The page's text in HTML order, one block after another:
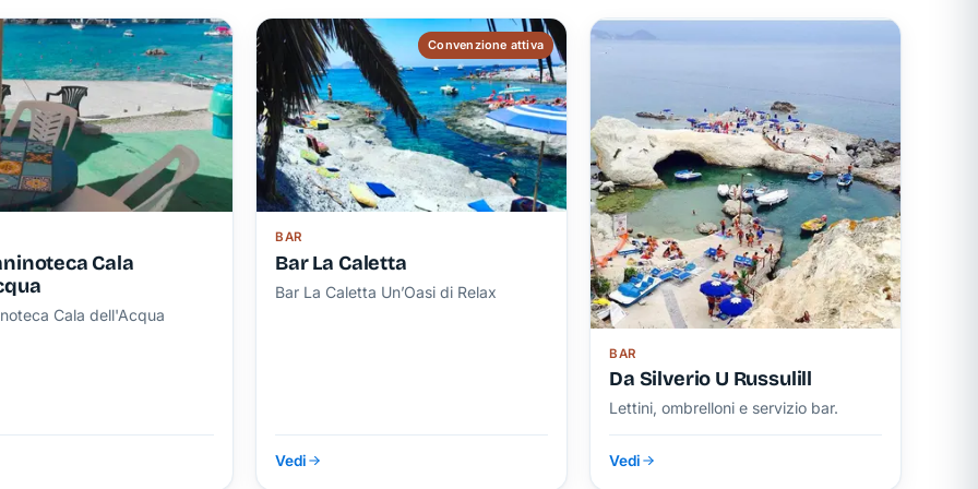
Cala
Cala dell'Acqua
BAR
Bar La Caletta
Bar La Caletta Un’Oasi di Relax
Vedi
Convenzione attiva
BAR
Da Silverio U Russulill
Lettini, ombrelloni e servizio bar.
Vedi